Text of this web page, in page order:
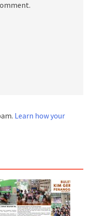
Learn how your